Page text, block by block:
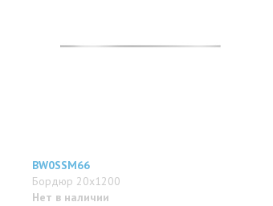
BW0SSM66
Бордюр 20x1200
Нет в наличии